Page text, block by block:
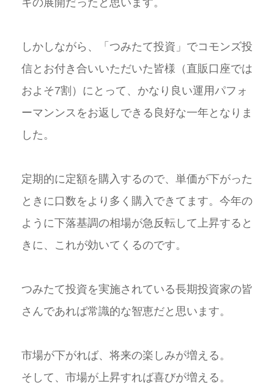
しかしながら、「つみたて投資」でコモンズ投
信とお付き合いいただいた皆様（直販口座では
およそ7割）にとって、かなり良い運用パフォ
ーマンンスをお返しできる良好な一年となりま
した。
定期的に定額を購入するので、単価が下がった
ときに口数をより多く購入できてます。今年の
ように下落基調の相場が急反転して上昇すると
きに、これが効いてくるのです。
つみたて投資を実施されている長期投資家の皆
さんであれば常識的な智恵だと思います。
市場が下がれば、将来の楽しみが増える。
そして、市場が上昇すれば喜びが増える。